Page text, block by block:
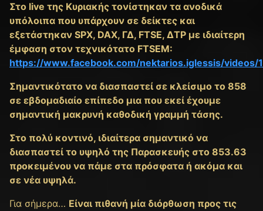
Στο live της Κυριακής τονίστηκαν τα ανοδικά
υπόλοιπα που υπάρχουν σε δείκτες και
εξετάστηκαν SPX, DAX, ΓΔ, FTSE, ΔΤΡ με ιδιαίτερη
έμφαση στον τεχνικότατο FTSEM:
https://www.facebook.com/nektarios.iglessis/
Σημαντικότατο να διασπαστεί σε κλείσιμο το 858
σε εβδομαδιαίο επίπεδο μια που εκεί έχουμε
σημαντική μακρυνή καθοδική γραμμή τάσης.
Στο πολύ κοντινό, ιδιαίτερα σημαντικό να
διασπαστεί το υψηλό της Παρασκευής στο 853.63
προκειμένου να πάμε στα πρόσφατα ή ακόμα και
σε νέα υψηλά.
Για σήμερα… Είναι πιθανή μία διόρθωση προς τις